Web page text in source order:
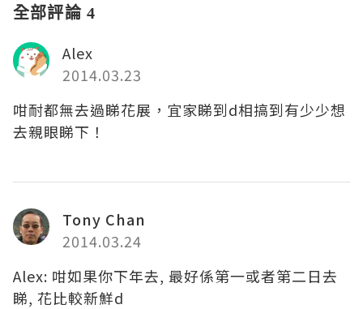
全部評論 4
Alex
2014.03.23
咁耐都無去過睇花展，宜家睇到d相搞到有少少想
去親眼睇下！
Tony Chan
2014.03.24
Alex: 咁如果你下年去, 最好係第一或者第二日去
睇, 花比較新鮮d